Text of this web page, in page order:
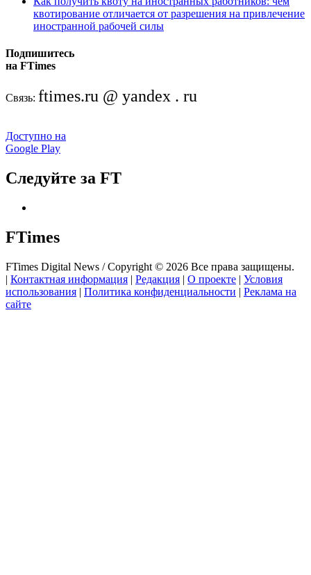
квотирование отличается от разрешения на привлечение
иностранной рабочей силы
Подпишитесь
на FTimes
Связь: ftimes.ru @ yandex . ru
Доступно на
Google Play
Следуйте за FT
FTimes
FTimes Digital News / Copyright © 2026 Все права защищены.
| Контактная информация | Редакция | О проекте | Условия
использования | Политика конфиденциальности | Реклама на
сайте